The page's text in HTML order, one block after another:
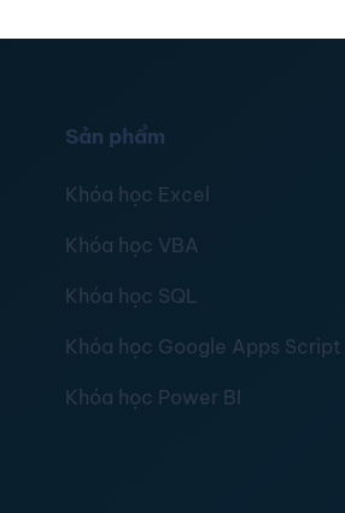
Sản phẩm
Khóa học Excel
Khóa học VBA
Khóa học SQL
Khóa học Google Apps Script
Khóa học Power BI